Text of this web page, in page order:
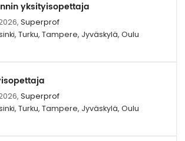
yksityisopettaja
Superprof
Turku, Tampere, Jyväskylä, Oulu
Superprof
Turku, Tampere, Jyväskylä, Oulu